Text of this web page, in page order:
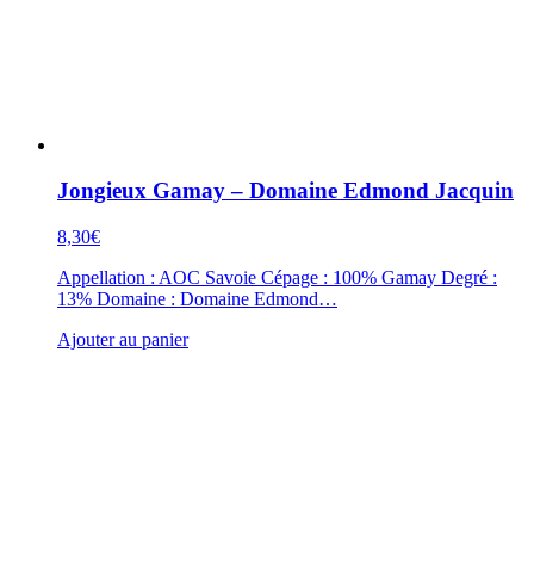
Jongieux Gamay – Domaine Edmond Jacquin
8,30€
Appellation : AOC Savoie Cépage : 100% Gamay Degré :
13% Domaine : Domaine Edmond…
Ajouter au panier